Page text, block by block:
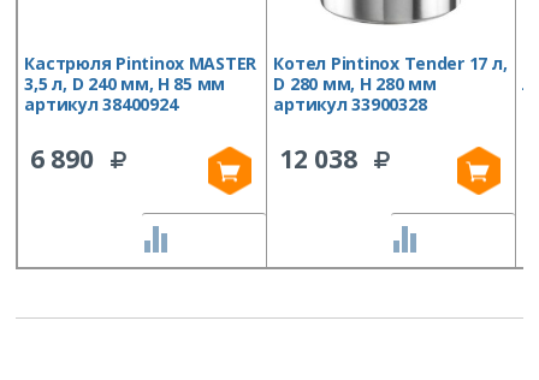
Кастрюля Pintinox MASTER
3,5 л, D 240 мм, H 85 мм
артикул 38400924
6 890
Котел Pintinox Tender 17 л,
D 280 мм, H 280 мм
артикул 33900328
12 038